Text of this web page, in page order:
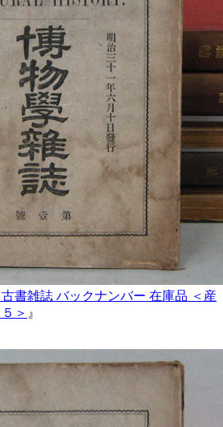
書雑誌 バックナンバー 在庫品 ＜産
＞ 』